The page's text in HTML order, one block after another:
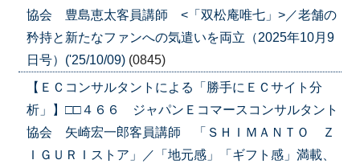
協会 豊島恵太客員講師 <「双松庵唯七」>／老舗の
矜持と新たなファンへの気遣いを両立（2025年10月9
日号）('25/10/09) (0845)
【ＥＣコンサルタントによる「勝手にＥＣサイト分
析」】□□４６６ ジャパンＥコマースコンサルタント
協会 矢崎宏一郎客員講師 「ＳＨＩＭＡＮＴＯ Ｚ
ＩＧＵＲＩストア」／「地元感」「ギフト感」満載、